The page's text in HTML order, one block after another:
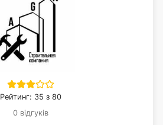
Рейтинг: 35 з 80
0 відгуків